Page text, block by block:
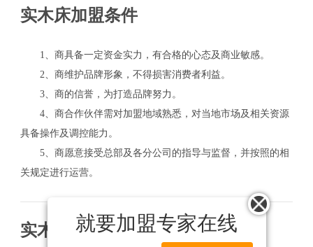
就要加盟专家在线
实木床加盟条件
1、商具备一定资金实力，有合格的心态及商业敏感。
2、商维护品牌形象，不得损害消费者利益。
3、商的信誉，为打造品牌努力。
4、商合作伙伴需对加盟地域熟悉，对当地市场及相关资源
具备操作及调控能力。
5、商愿意接受总部及各分公司的指导与监督，并按照的相
关规定进行运营。
实木床加盟流程